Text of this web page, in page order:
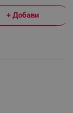
+ Добави